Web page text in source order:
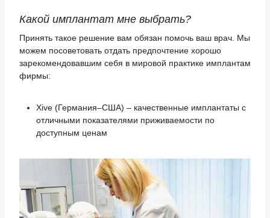
Какой имплантат мне выбрать?
Принять такое решение вам обязан помочь ваш врач. Мы
можем посоветовать отдать предпочтение хорошо
зарекомендовавшим себя в мировой практике имплантам
фирмы:
Xive (Германия–США) – качественные имплантаты с
отличными показателями приживаемости по
доступным ценам